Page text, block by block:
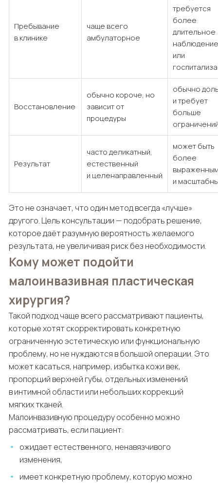
Пребывание
в клинике
чаще всего
амбулаторное
требуется
более
длительное
наблюдение
или
Восстановление
обычно короче, но
зависит от
процедуры
обычно
и требует
больше
Результат
часто деликатный,
естественный
и целенаправленный
может быть
более
и
Это не означает, что один метод всегда «лучше»
другого. Цель консультации — подобрать решение,
которое даёт разумную вероятность желаемого
результата, не увеличивая риск без необходимости.
Кому может подойти
малоинвазивная пластическая
хирургия?
Такой подход чаще всего рассматривают пациенты,
которые хотят скорректировать конкретную
ограниченную эстетическую или функциональную
проблему, но не нуждаются в большой операции. Это
может касаться, например, избытка кожи век,
пропорций верхней губы, отдельных изменений
в интимной области или небольших коррекций
мягких тканей.
Малоинвазивную процедуру особенно можно
рассматривать, если пациент:
ожидает естественного, ненавязчивого
изменения,
имеет конкретную проблему, которую можно